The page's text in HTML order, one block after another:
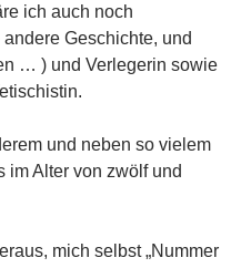
ich auch noch
Geschichte, und
… ) und Verlegerin sowie
und neben so vielem
im Alter von zwölf und
mich selbst „Nummer